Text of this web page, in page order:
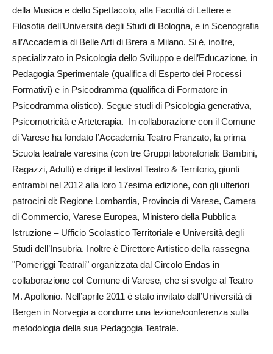
della Musica e dello Spettacolo, alla Facoltà di Lettere e
Filosofia dell’Università degli Studi di Bologna, e in Scenografia
all’Accademia di Belle Arti di Brera a Milano. Si è, inoltre,
specializzato in Psicologia dello Sviluppo e dell’Educazione, in
Pedagogia Sperimentale (qualifica di Esperto dei Processi
Formativi) e in Psicodramma (qualifica di Formatore in
Psicodramma olistico). Segue studi di Psicologia generativa,
Psicomotricità e Arteterapia. In collaborazione con il Comune
di Varese ha fondato l’Accademia Teatro Franzato, la prima
Scuola teatrale varesina (con tre Gruppi laboratoriali: Bambini,
Ragazzi, Adulti) e dirige il festival Teatro & Territorio, giunti
entrambi nel 2012 alla loro 17esima edizione, con gli ulteriori
patrocini di: Regione Lombardia, Provincia di Varese, Camera
di Commercio, Varese Europea, Ministero della Pubblica
Istruzione – Ufficio Scolastico Territoriale e Università degli
Studi dell’Insubria. Inoltre è Direttore Artistico della rassegna
"Pomeriggi Teatrali" organizzata dal Circolo Endas in
collaborazione col Comune di Varese, che si svolge al Teatro
M. Apollonio. Nell’aprile 2011 è stato invitato dall’Università di
Bergen in Norvegia a condurre una lezione/conferenza sulla
metodologia della sua Pedagogia Teatrale.